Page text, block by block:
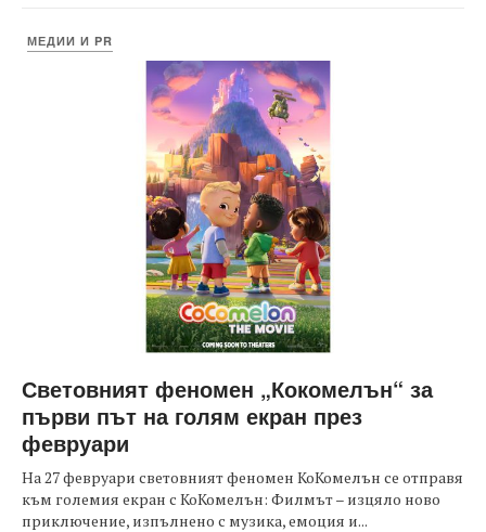
МЕДИИ И PR
Световният феномен „Кокомелън“ за
първи път на голям екран през
февруари
На 27 февруари световният феномен КоКомелън се отправя
към големия екран с КоКомелън: Филмът – изцяло ново
приключение, изпълнено с музика, емоция и...